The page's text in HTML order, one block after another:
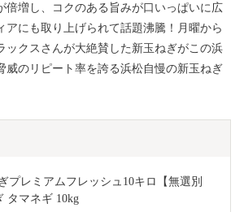
倍増し、コクのある旨みが口いっぱいに広
アにも取り上げられて話題沸騰！月曜から
ックスさんが大絶賛した新玉ねぎがこの浜
威のリピート率を誇る浜松自慢の新玉ねぎ
プレミアムフレッシュ10キロ【無選別
タマネギ 10kg